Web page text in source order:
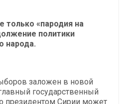
только «пародия на
политики
народа.
заложен в новой
государственный
президентом Сирии может